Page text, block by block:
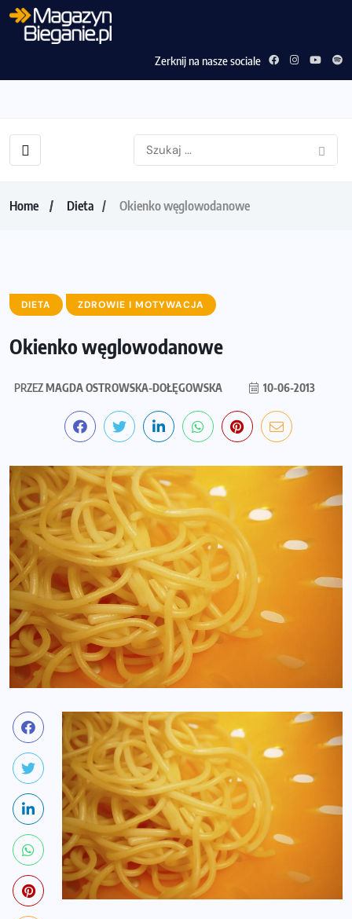
Zerknij na nasze sociale
Home Dieta Okienko węglowodanowe
DIETA ZDROWIE I MOTYWACJA
Okienko węglowodanowe
PRZEZMAGDA OSTROWSKA-DOŁĘGOWSKA 10-06-2013